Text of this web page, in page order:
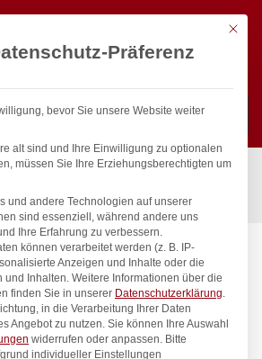
Suchen
& Gastro Geräte für Profis
profi Wandbatterie 1/2″
Mit
Präferenz
bevor Sie unsere Website weiter
alt sind und Ihre Einwilligung zu optionalen
müssen Sie Ihre Erziehungsberechtigten um
und andere Technologien auf unserer
sind essenziell, während andere uns
Ihre Erfahrung zu verbessern.
können verarbeitet werden (z. B. IP-
Anzeigen und Inhalte oder die
und Inhalten. Weitere Informationen über die
finden Sie in unserer Datenschutzerklärung.
in die Verarbeitung Ihrer Daten
Angebot zu nutzen. Sie können Ihre Auswahl
widerrufen oder anpassen. Bitte
individueller Einstellungen